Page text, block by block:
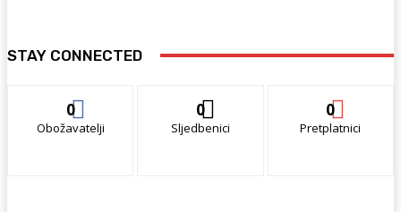
STAY CONNECTED
0
Obožavatelji
0
Sljedbenici
0
Pretplatnici